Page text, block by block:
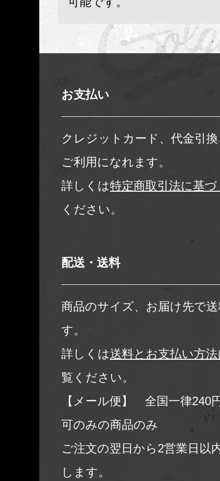
お支払い
クレジットカード、代金引
ご利用になれます。
詳しくは特定商取引法に基
ください。
配送・送料
商品のサイズ、お届け先で
す。
詳しくは送料とお支払い方
覧ください。
【メール便】 全国一律240
可のみの商品のみ
ご注文の翌日から2営業日以
します。